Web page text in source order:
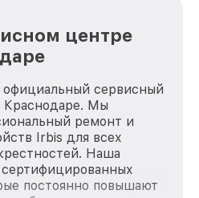
центре
сервисный
Краснодаре. Мы
ремонт и
Irbis для всех
Наша
постоянно повышают